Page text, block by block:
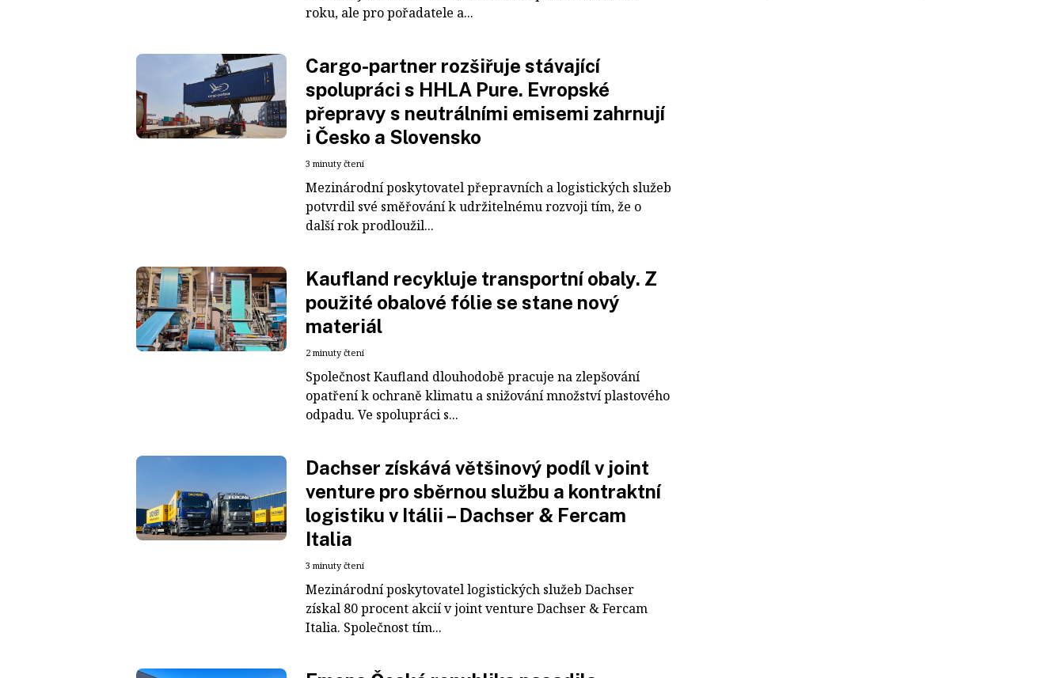
roku, ale pro pořadatele a...
Cargo-partner rozšiřuje stávající
spolupráci s HHLA Pure. Evropské
přepravy s neutrálními emisemi zahrnují
i Česko a Slovensko
3 minuty čtení
Mezinárodní poskytovatel přepravních a logistických služeb
potvrdil své směřování k udržitelnému rozvoji tím, že o
další rok prodloužil...
Kaufland recykluje transportní obaly. Z
použité obalové fólie se stane nový
materiál
2 minuty čtení
Společnost Kaufland dlouhodobě pracuje na zlepšování
opatření k ochraně klimatu a snižování množství plastového
odpadu. Ve spolupráci s...
Dachser získává většinový podíl v joint
venture pro sběrnou službu a kontraktní
logistiku v Itálii – Dachser & Fercam
Italia
3 minuty čtení
Mezinárodní poskytovatel logistických služeb Dachser
získal 80 procent akcií v joint venture Dachser & Fercam
Italia. Společnost tím...